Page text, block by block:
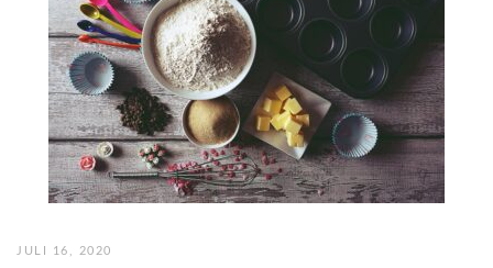
JULI 16, 2020